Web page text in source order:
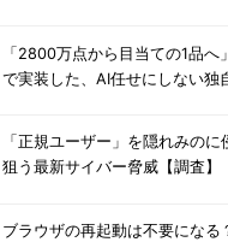
「2800万点から目当ての1品
で実装した、AI任せにしない独
「正規ユーザー」を隠れみの
狙う最新サイバー脅威【調査】
ブラウザの再起動は不要にな